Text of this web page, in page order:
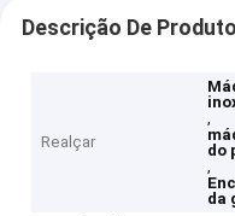
Descrição De Produto
Realçar
,
do
,
da